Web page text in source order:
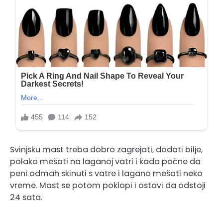
Svinjsku mast treba dobro zagrejati, dodati bilje,
polako mešati na laganoj vatri i kada počne da
peni odmah skinuti s vatre i lagano mešati neko
vreme. Mast se potom poklopi i ostavi da odstoji
24 sata.